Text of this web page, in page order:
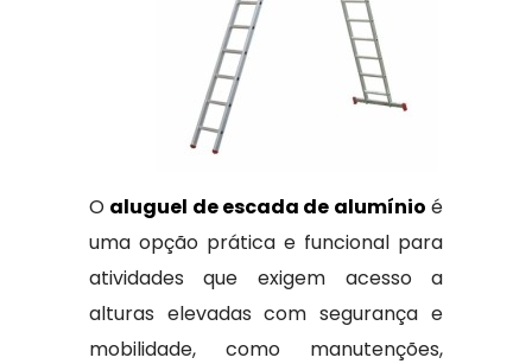
O aluguel de escada de alumínio é
uma opção prática e funcional para
atividades que exigem acesso a
alturas elevadas com segurança e
mobilidade, como manutenções,